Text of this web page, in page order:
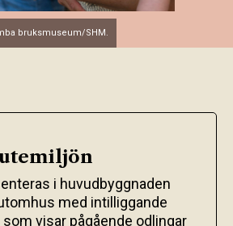
bruksmuseum/SHM.
i huvudbyggnaden
med intilliggande
visar pågående odlingar